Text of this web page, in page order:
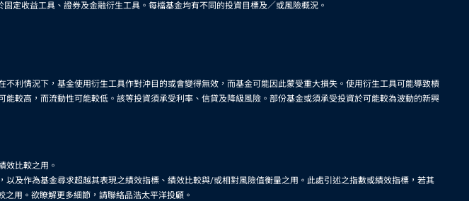
定收益工具、證券及金融衍生工具。每檔基金均有不同的投資目標及／或風險概況。
利情況下，基金使用衍生工具作對沖目的或會變得無效，而基金可能因此蒙受重大損失。使用衍生工具可能導致槓
較高，而流動性可能較低。該等投資須承受利率、信貸及降級風險。部份基金或須承受投資於可能較為波動的新興
效比較之用。
及作為基金尋求超越其表現之績效指標、績效比較與/或相對風險值衡量之用。此處引述之指數或績效指標，若其
用。欲瞭解更多細節，請聯絡品浩太平洋投顧。